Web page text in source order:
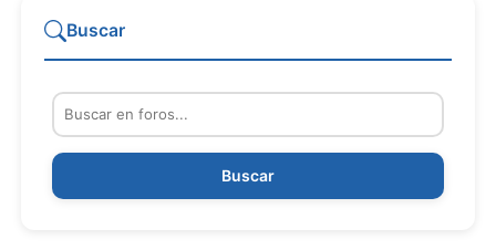
Buscar
Buscar